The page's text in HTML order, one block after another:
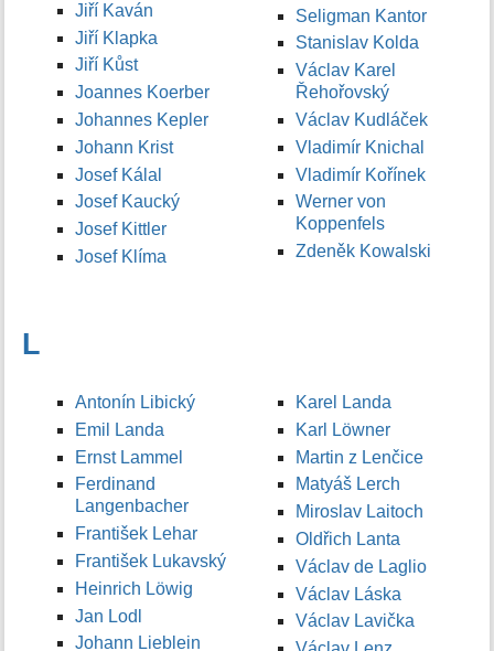
Jiří Kaván
Jiří Klapka
Jiří Kůst
Joannes Koerber
Johannes Kepler
Johann Krist
Josef Kálal
Josef Kaucký
Josef Kittler
Josef Klíma
Seligman Kantor
Stanislav Kolda
Václav Karel
Řehořovský
Václav Kudláček
Vladimír Knichal
Vladimír Kořínek
Werner von
Koppenfels
Zdeněk Kowalski
L
Antonín Libický
Emil Landa
Ernst Lammel
Ferdinand
Langenbacher
František Lehar
František Lukavský
Heinrich Löwig
Jan Lodl
Johann Lieblein
Karel Landa
Karl Löwner
Martin z Lenčice
Matyáš Lerch
Miroslav Laitoch
Oldřich Lanta
Václav de Laglio
Václav Láska
Václav Lavička